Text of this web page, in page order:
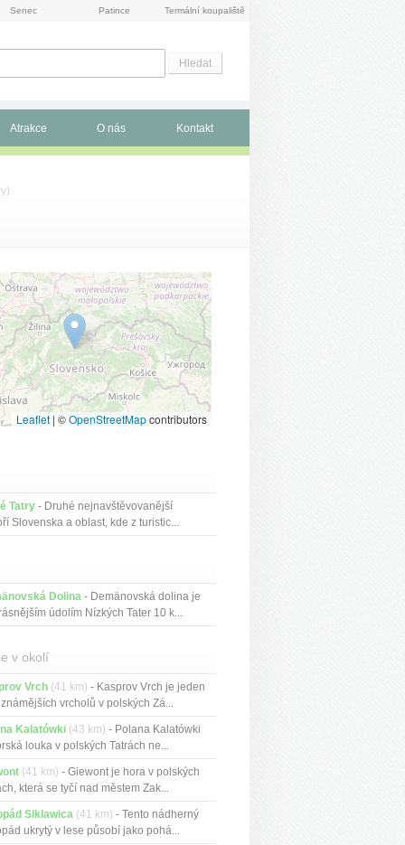
Senec Patince Termální koupaliště
Atrakce O nás Kontakt
)
Leaflet | ©OpenStreetMapcontributors
Tatry - Druhé nejnavštěvovanější
Slovenska a oblast, kde z turistic...
Dolina - Demänovská dolina je
údolím Nízkých Tater 10 k...
v okolí
Vrch (41 km) - Kasprov Vrch je jeden
vrcholů v polských Zá...
Kalatówki (43 km) - Polana Kalatówki
louka v polských Tatrách ne...
(41 km) - Giewont je hora v polských
která se tyčí nad městem Zak...
Siklawica (41 km) - Tento nádherný
ukrytý v lese působí jako pohá...